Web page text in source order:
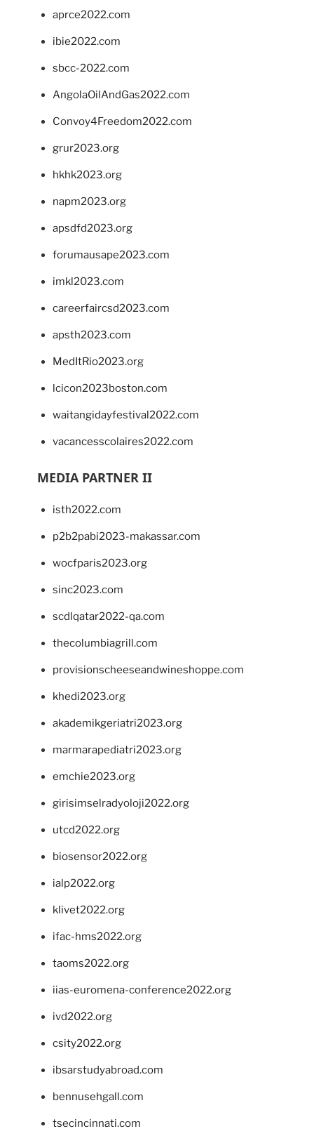
aprce2022.com
ibie2022.com
sbcc-2022.com
AngolaOilAndGas2022.com
Convoy4Freedom2022.com
grur2023.org
hkhk2023.org
napm2023.org
apsdfd2023.org
forumausape2023.com
imkl2023.com
careerfaircsd2023.com
apsth2023.com
MedItRio2023.org
lcicon2023boston.com
waitangidayfestival2022.com
vacancesscolaires2022.com
MEDIA PARTNER II
isth2022.com
p2b2pabi2023-makassar.com
wocfparis2023.org
sinc2023.com
scdlqatar2022-qa.com
thecolumbiagrill.com
provisionscheeseandwineshoppe.com
khedi2023.org
akademikgeriatri2023.org
marmarapediatri2023.org
emchie2023.org
girisimselradyoloji2022.org
utcd2022.org
biosensor2022.org
ialp2022.org
klivet2022.org
ifac-hms2022.org
taoms2022.org
iias-euromena-conference2022.org
ivd2022.org
csity2022.org
ibsarstudyabroad.com
bennusehgall.com
tsecincinnati.com